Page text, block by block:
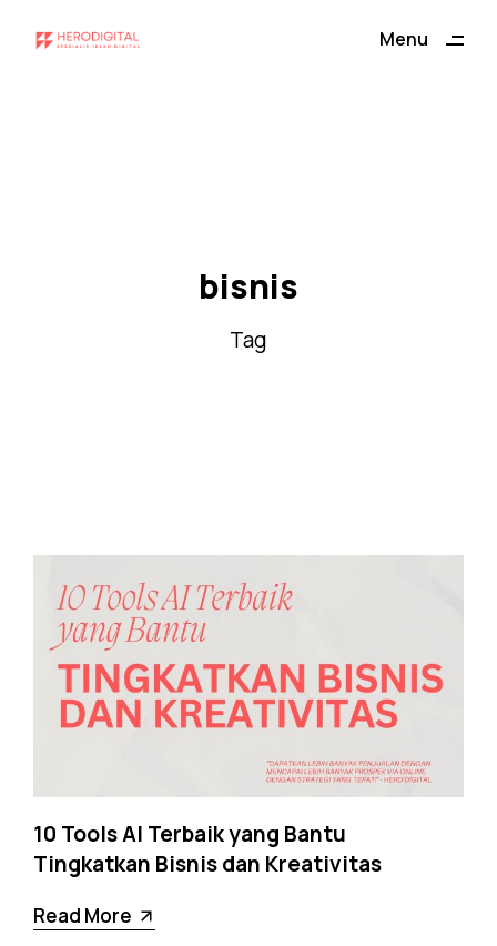
Menu
bisnis
Tag
10 Tools AI Terbaik yang Bantu
Tingkatkan Bisnis dan Kreativitas
Read More